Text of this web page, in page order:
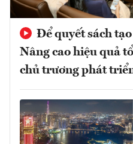
Để quyết sách
Nâng cao hiệu quả
chủ trương phát